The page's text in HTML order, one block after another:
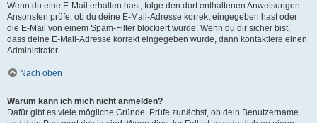
Wenn du eine E-Mail erhalten hast, folge den dort enthaltenen Anweisungen.
Ansonsten prüfe, ob du deine E-Mail-Adresse korrekt eingegeben hast oder
die E-Mail von einem Spam-Filter blockiert wurde. Wenn du dir sicher bist,
dass deine E-Mail-Adresse korrekt eingegeben wurde, dann kontaktiere einen
Administrator.
Nach oben
Warum kann ich mich nicht anmelden?
Dafür gibt es viele mögliche Gründe. Prüfe zunächst, ob dein Benutzername